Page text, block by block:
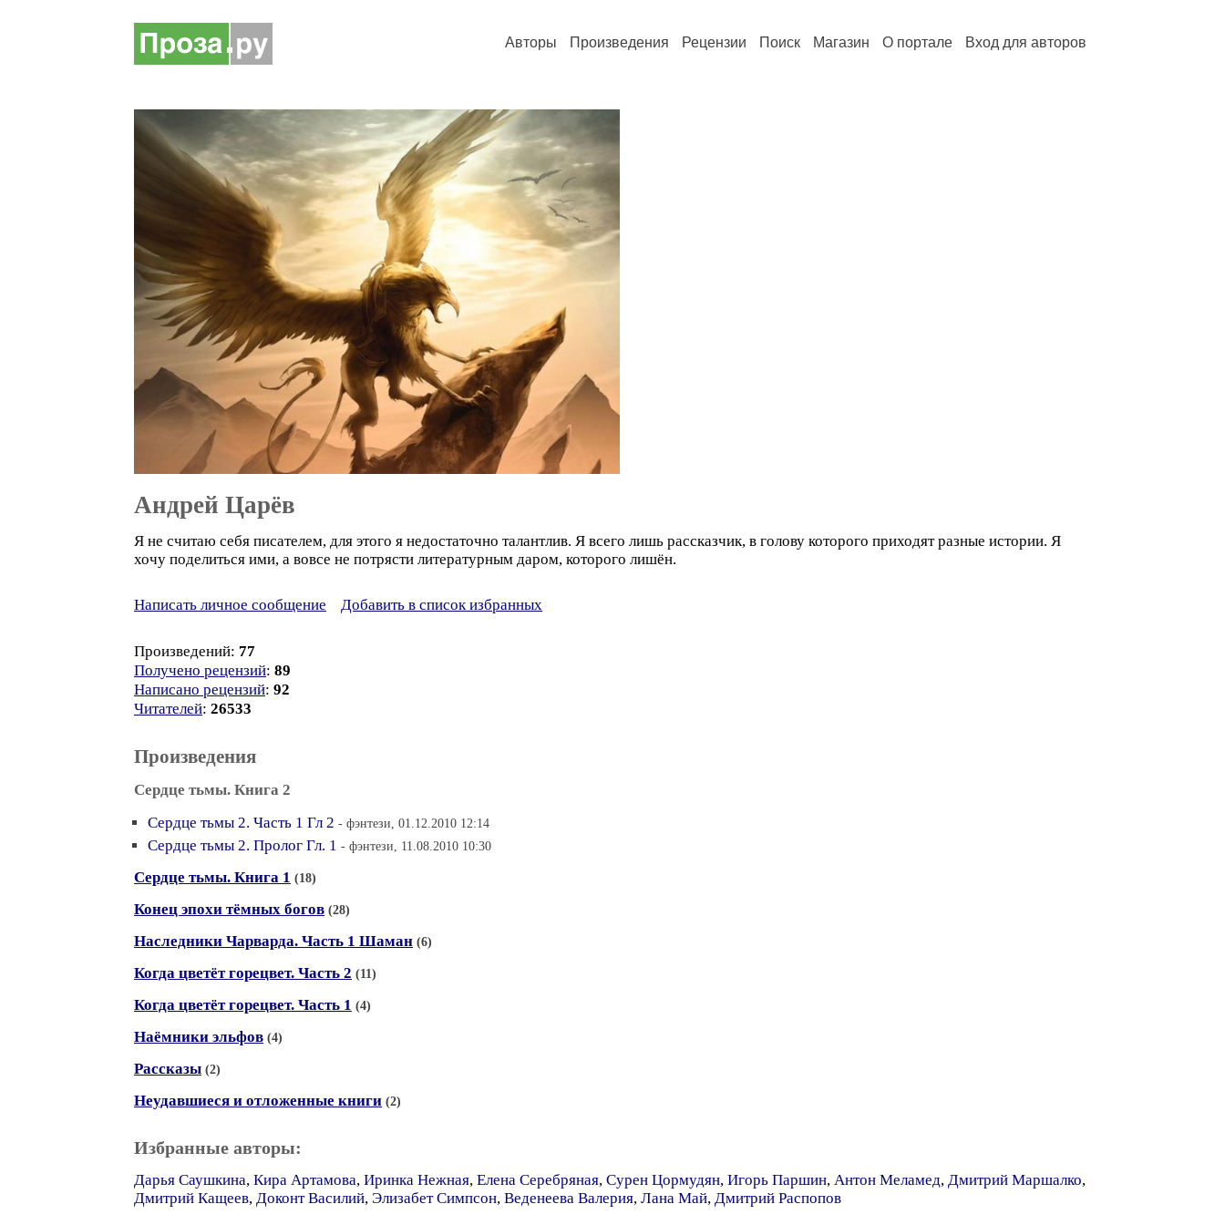
Авторы Произведения Рецензии Поиск Магазин О портале Вход для авторов
Андрей Царёв
Я не считаю себя писателем, для этого я недостаточно талантлив. Я всего лишь рассказчик, в голову которого приходят разные истории. Я
хочу поделиться ими, а вовсе не потрясти литературным даром, которого лишён.
Написать личное сообщение Добавить в список избранных
Произведений: 77
Получено рецензий: 89
Написано рецензий: 92
Читателей: 26533
Произведения
Сердце тьмы. Книга 2
Сердце тьмы 2. Часть 1 Гл 2 - фэнтези, 01.12.2010 12:14
Сердце тьмы 2. Пролог Гл. 1 - фэнтези, 11.08.2010 10:30
Сердце тьмы. Книга 1 (18)
Конец эпохи тёмных богов (28)
Наследники Чарварда. Часть 1 Шаман (6)
Когда цветёт горецвет. Часть 2 (11)
Когда цветёт горецвет. Часть 1 (4)
Наёмники эльфов (4)
Рассказы (2)
Неудавшиеся и отложенные книги (2)
Избранные авторы:
Дарья Саушкина, Кира Артамова, Иринка Нежная, Елена Серебряная, Сурен Цормудян, Игорь Паршин, Антон Меламед, Дмитрий Маршалко,
Дмитрий Кащеев, Доконт Василий, Элизабет Симпсон, Веденеева Валерия, Лана Май, Дмитрий Распопов